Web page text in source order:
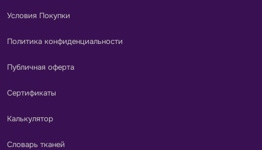
Условия Покупки
Политика конфиденциальности
Публичная оферта
Сертификаты
Калькулятор
Словарь тканей